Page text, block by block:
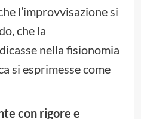
l’improvvisazione si
che la
nella fisionomia
si esprimesse come
con rigore e